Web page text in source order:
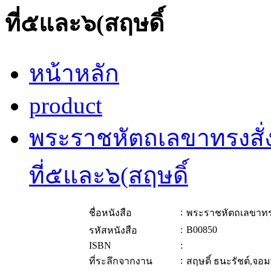
ที่๕และ๖(สฤษดิ์
หน้าหลัก
product
พระราชหัตถเลขาทรง
ที่๕และ๖(สฤษดิ์
ชื่อหนังสือ : พระราชหัตถเลขา
รหัสหนังสือ
: B00850
ISBN
:
ที่ระลึกจากงาน
: สฤษดิ์ ธนะรัชต์,จอ